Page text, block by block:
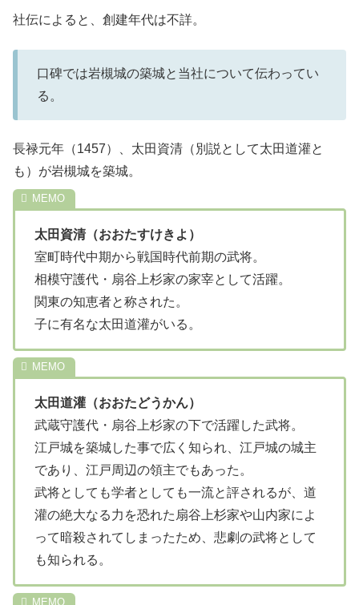
社伝によると、創建年代は不詳。
口碑では岩槻城の築城と当社について伝わってい
る。
長禄元年（1457）、太田資清（別説として太田道灌と
も）が岩槻城を築城。
太田資清（おおたすけきよ）
室町時代中期から戦国時代前期の武将。
相模守護代・扇谷上杉家の家宰として活躍。
関東の知恵者と称された。
子に有名な太田道灌がいる。
太田道灌（おおたどうかん）
武蔵守護代・扇谷上杉家の下で活躍した武将。
江戸城を築城した事で広く知られ、江戸城の城主
であり、江戸周辺の領主でもあった。
武将としても学者としても一流と評されるが、道
灌の絶大なる力を恐れた扇谷上杉家や山内家によ
って暗殺されてしまったため、悲劇の武将として
も知られる。